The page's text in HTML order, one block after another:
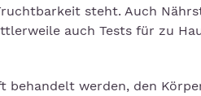
steht. Auch
auch Tests für zu
behandelt werden, den